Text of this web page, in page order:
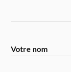
Votre nom